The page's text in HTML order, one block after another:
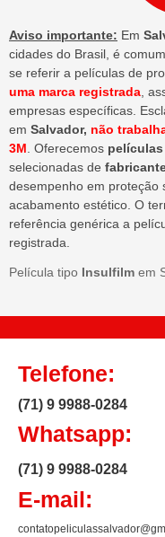
Aviso importante: Em
cidades do Brasil, é
se referir a películas de
uma marca registrada ,
empresas específicas.
em Salvador, não
3M . Oferecemos
selecionadas de
desempenho em proteção
acabamento estético. O
referência genérica a
registrada.
Película tipo Insulfilm em
Telefone:
(71) 9 9988-0284
Whatsapp:
(71) 9 9988-0284
E-mail: